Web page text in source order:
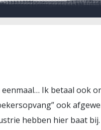
eenmaal… Ik betaal ook
ook
hebben hier baat